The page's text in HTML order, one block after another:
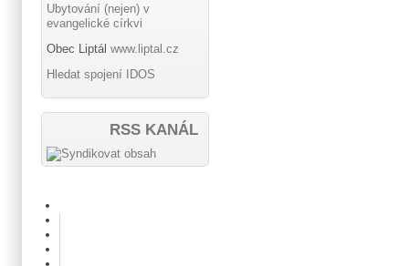
Ubytování (nejen) v
evangelické církvi
Obec Liptál www.liptal.cz
Hledat spojení IDOS
RSS KANÁL